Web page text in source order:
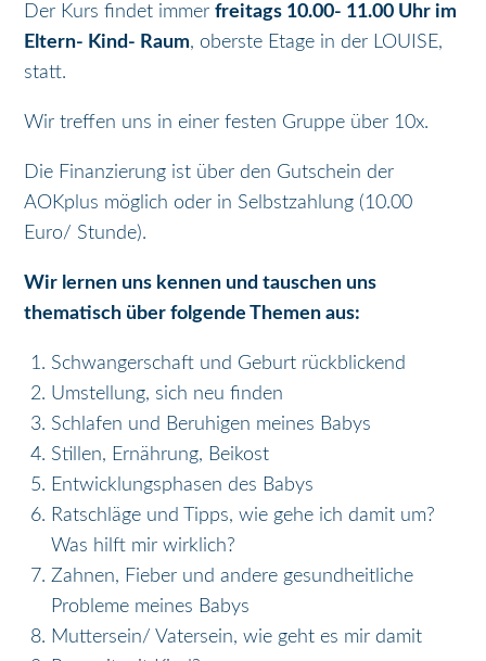
Der Kurs findet immerfreitags 10.00- 11.00 Uhr im
Eltern- Kind- Raum, oberste Etage in der LOUISE,
statt.
Wir treffen uns in einer festen Gruppe über 10x.
Die Finanzierung ist über den Gutschein der
AOKplus möglich oder in Selbstzahlung (10.00
Euro/ Stunde).
Wir lernen uns kennen und tauschen uns
thematisch über folgende Themen aus:
Schwangerschaft und Geburt rückblickend
Umstellung, sich neu finden
Schlafen und Beruhigen meines Babys
Stillen, Ernährung, Beikost
Entwicklungsphasen des Babys
Ratschläge und Tipps, wie gehe ich damit um?
Was hilft mir wirklich?
Zahnen, Fieber und andere gesundheitliche
Probleme meines Babys
Muttersein/ Vatersein, wie geht es mir damit